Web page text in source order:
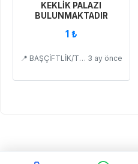
KEKLİK PALAZI
BULUNMAKTADIR
1 ₺
📍 BAŞÇİFTLİK/TOKAT 3 ay önce